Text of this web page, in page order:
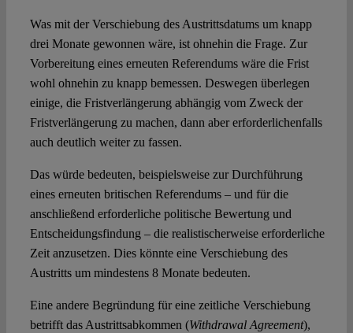
Was mit der Verschiebung des Austrittsdatums um knapp
drei Monate gewonnen wäre, ist ohnehin die Frage. Zur
Vorbereitung eines erneuten Referendums wäre die Frist
wohl ohnehin zu knapp bemessen. Deswegen überlegen
einige, die Fristverlängerung abhängig vom Zweck der
Fristverlängerung zu machen, dann aber erforderlichenfalls
auch deutlich weiter zu fassen.
Das würde bedeuten, beispielsweise zur Durchführung
eines erneuten britischen Referendums – und für die
anschließend erforderliche politische Bewertung und
Entscheidungsfindung – die realistischerweise erforderliche
Zeit anzusetzen. Dies könnte eine Verschiebung des
Austritts um mindestens 8 Monate bedeuten.
Eine andere Begründung für eine zeitliche Verschiebung
betrifft das Austrittsabkommen (Withdrawal Agreement),